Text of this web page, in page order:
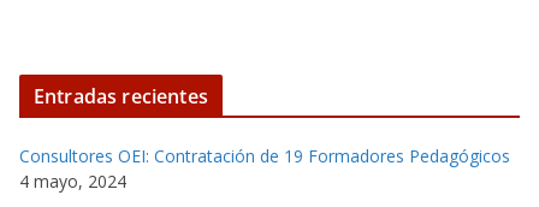
Entradas recientes
Consultores OEI: Contratación de 19 Formadores Pedagógicos
4 mayo, 2024